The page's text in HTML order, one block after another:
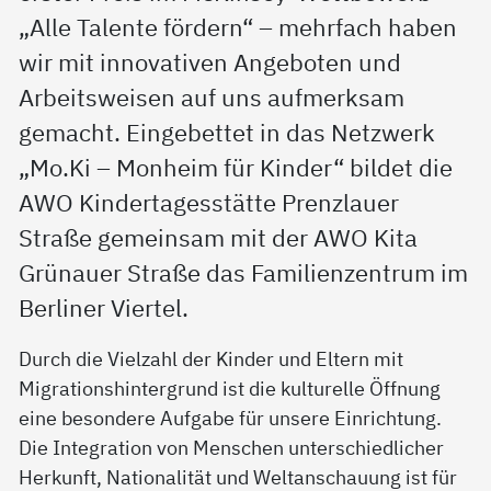
„Alle Talente fördern“ – mehrfach haben
wir mit innovativen Angeboten und
Arbeitsweisen auf uns aufmerksam
gemacht. Eingebettet in das Netzwerk
„Mo.Ki – Monheim für Kinder“ bildet die
AWO Kindertagesstätte Prenzlauer
Straße gemeinsam mit der AWO Kita
Grünauer Straße das Familienzentrum im
Berliner Viertel.
Durch die Vielzahl der Kinder und Eltern mit
Migrationshintergrund ist die kulturelle Öffnung
eine besondere Aufgabe für unsere Einrichtung.
Die Integration von Menschen unterschiedlicher
Herkunft, Nationalität und Weltanschauung ist für